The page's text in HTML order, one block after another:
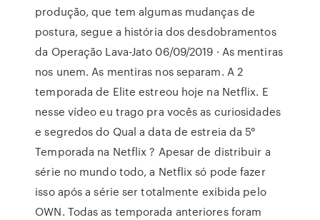
produção, que tem algumas mudanças de
postura, segue a história dos desdobramentos
da Operação Lava-Jato 06/09/2019 · As mentiras
nos unem. As mentiras nos separam. A 2
temporada de Elite estreou hoje na Netflix. E
nesse vídeo eu trago pra vocês as curiosidades
e segredos do Qual a data de estreia da 5°
Temporada na Netflix ? Apesar de distribuir a
série no mundo todo, a Netflix só pode fazer
isso após a série ser totalmente exibida pelo
OWN. Todas as temporada anteriores foram